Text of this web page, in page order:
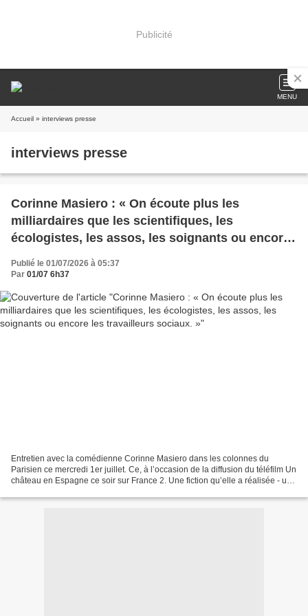
Publicité
MENU
Accueil » interviews presse
interviews presse
Corinne Masiero : « On écoute plus les
milliardaires que les scientifiques, les
écologistes, les assos, les soignants ou encore
les travailleurs sociaux. »
Publié le 01/07/2026 à 05:37
Par 01/07 6h37
Entretien avec la comédienne Corinne Masiero dans les colonnes du
Parisien ce mercredi 1er juillet. Ce, à l’occasion de la diffusion du téléfilm Un
château en Espagne ce soir sur France 2. Une fiction qu’elle a réalisée - une